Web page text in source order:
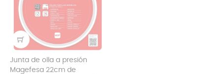
Junta de olla a presión
Magefesa 22cm de